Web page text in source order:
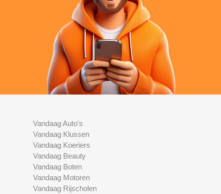
Vandaag Auto's
Vandaag Klussen
Vandaag Koeriers
Vandaag Beauty
Vandaag Boten
Vandaag Motoren
Vandaag Rijscholen